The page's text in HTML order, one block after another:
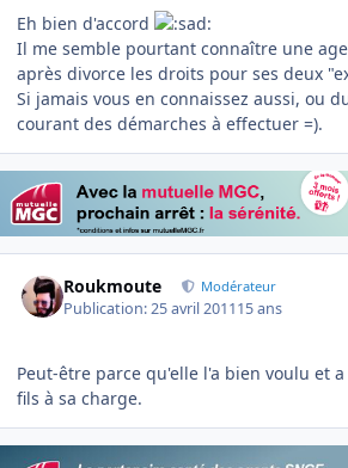
Eh bien d'accord
Il me semble pourtant connaître une
après divorce les droits pour ses deux
Si jamais vous en connaissez aussi, ou
courant des démarches à effectuer =).
Roukmoute Modérateur
Publication:25 avril 201115 ans
Peut-être parce qu'elle l'a bien voulu et
fils à sa charge.